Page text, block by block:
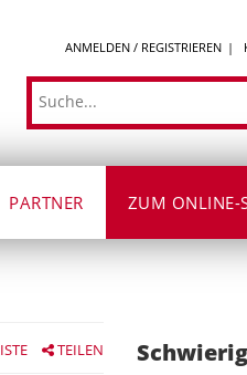
ANMELDEN / REGISTRIEREN
Suche
PARTNER ZUM ONLINE-
TEILEN